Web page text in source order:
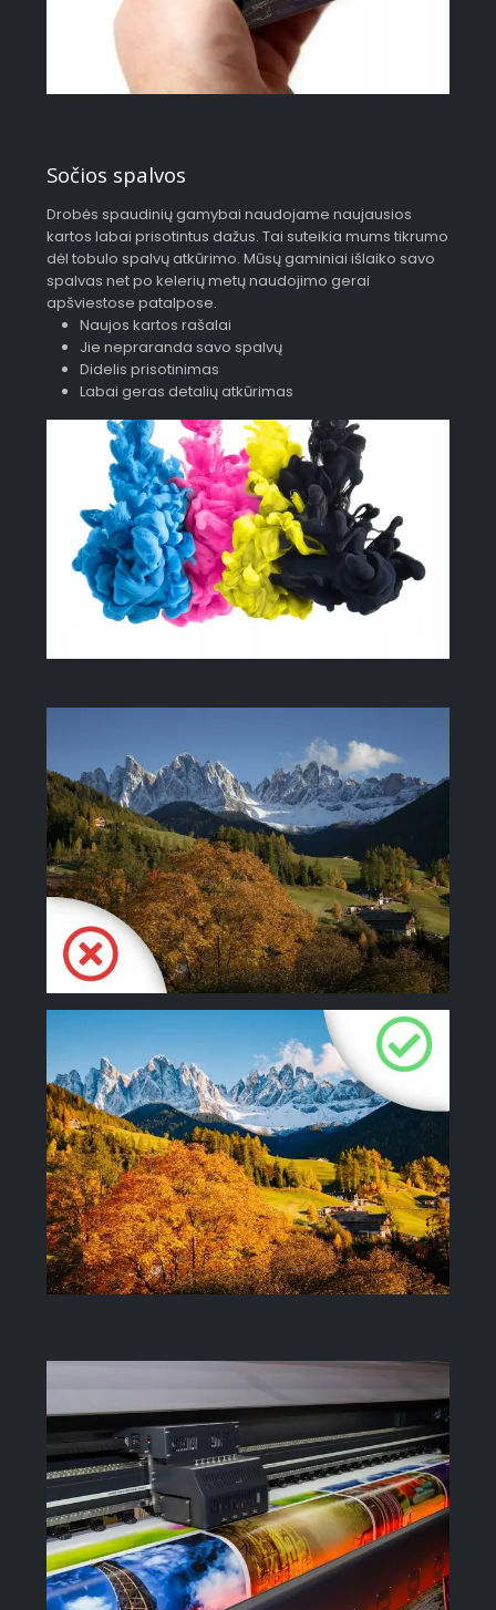
Sočios spalvos
Drobės spaudinių gamybai naudojame naujausios
kartos labai prisotintus dažus. Tai suteikia mums tikrumo
dėl tobulo spalvų atkūrimo. Mūsų gaminiai išlaiko savo
spalvas net po kelerių metų naudojimo gerai
apšviestose patalpose.
Naujos kartos rašalai
Jie nepraranda savo spalvų
Didelis prisotinimas
Labai geras detalių atkūrimas